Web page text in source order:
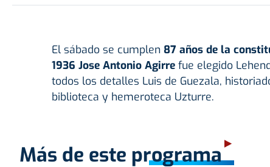
El sábado se cumplen 87 años de la
1936 Jose Antonio Agirrefue elegido
todos los detalles Luis de Guezala,
biblioteca y hemeroteca Uzturre.
Más de este programa